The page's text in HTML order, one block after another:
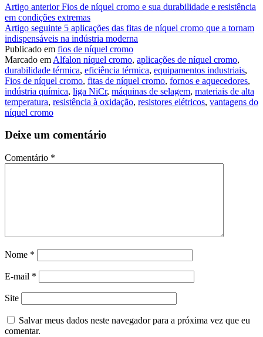
Continue
lendo
Artigo anteriorFios de níquel cromo e sua durabilidade e resistência
em condições extremas
Artigo seguinte 5 aplicações das fitas de níquel cromo que a tornam
indispensáveis na indústria moderna
Publicado em fios de níquel cromo
Marcado em Alfalon níquel cromo, aplicações de níquel cromo,
durabilidade térmica, eficiência térmica, equipamentos industriais,
Fios de níquel cromo, fitas de níquel cromo, fornos e aquecedores,
indústria química, liga NiCr, máquinas de selagem, materiais de alta
temperatura, resistência à oxidação, resistores elétricos, vantagens do
níquel cromo
Deixe um comentário
Comentário *
Nome *
E-mail *
Site
Salvar meus dados neste navegador para a próxima vez que eu
comentar.